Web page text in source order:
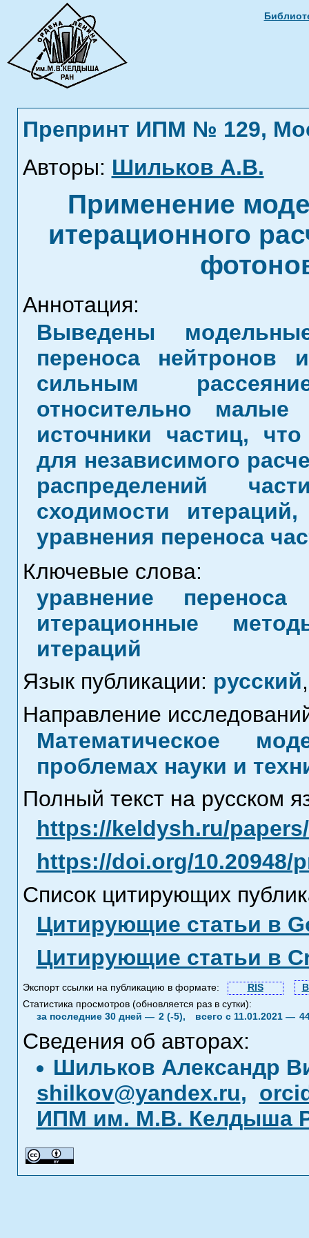
Препринт ИПМ № 129,
Авторы: Шильков А.В.
Применение
итерационного
Аннотация:
Выведены
переноса
сильным
относительно малые
источники частиц,
для независимого
распределений
сходимости
уравнения переноса
Ключевые слова:
уравнение
итерационные
итераций
Язык публикации: русский,
Направление
Математическое
проблемах науки и
Полный текст на русском
https://keldysh.ru/
https://doi.org/10.20948/
Список цитирующих
Цитирующие статьи в
Цитирующие статьи в
Экспорт ссылки на публикацию в формате: RIS
Статистика просмотров (обновляется раз в сутки):
за последние 30 дней — 2 (-5), всего с 11.01.2021 —
Сведения об авторах:
Шильков Александр
shilkov@yandex.ru,
ИПМ им. М.В. Келдыша